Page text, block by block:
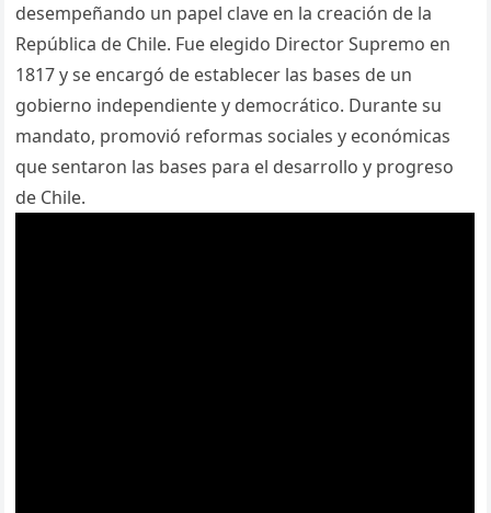
desempeñando un papel clave en la creación de la
República de Chile. Fue elegido Director Supremo en
1817 y se encargó de establecer las bases de un
gobierno independiente y democrático. Durante su
mandato, promovió reformas sociales y económicas
que sentaron las bases para el desarrollo y progreso
de Chile.